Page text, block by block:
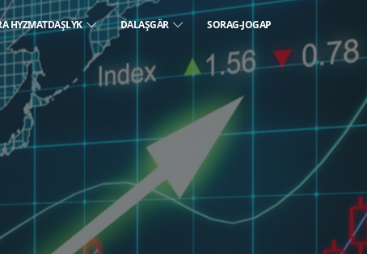
HYZMATDAŞLYK DALAŞGÄR SORAG-JOGAP